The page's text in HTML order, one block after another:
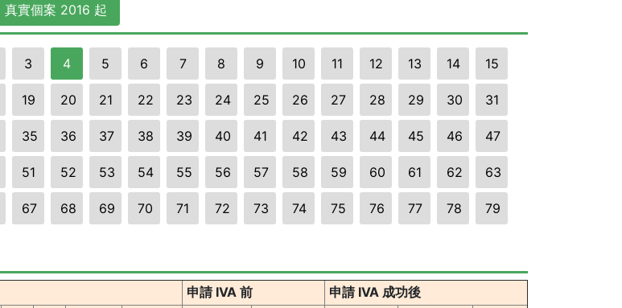
真實個案 2016 起
3 4 5 6 7 8 9 10 11 12 13 14 15
19 20 21 22 23 24 25 26 27 28 29 30 31
35 36 37 38 39 40 41 42 43 44 45 46 47
51 52 53 54 55 56 57 58 59 60 61 62 63
67 68 69 70 71 72 73 74 75 76 77 78 79
申請 IVA 前 申請 IVA 成功後